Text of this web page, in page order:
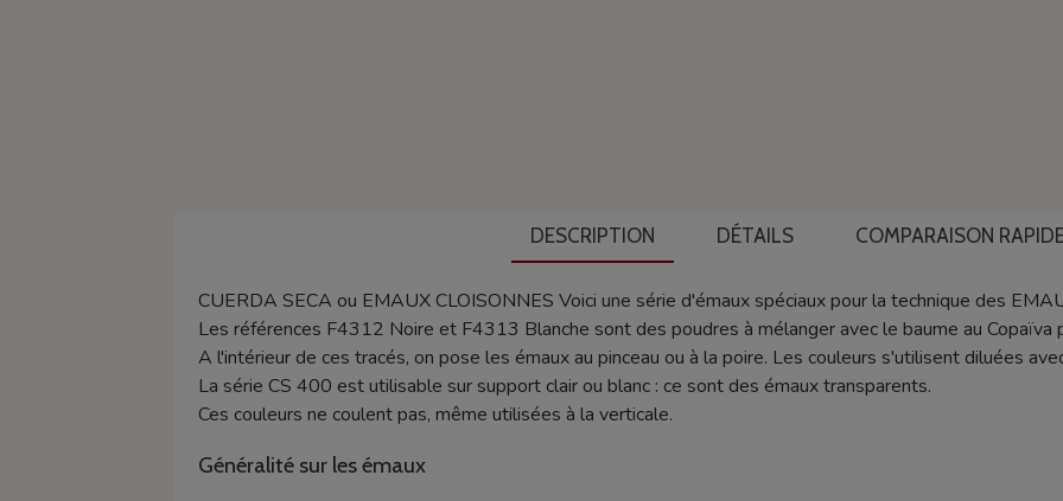
DESCRIPTION DÉTAILS COMPARAISON
CUERDA SECA ou EMAUX CLOISONNES Voici une série d'émaux spéciaux pour la technique des
Les références F4312 Noire et F4313 Blanche sont des poudres à mélanger avec le baume au Copaïva
A l'intérieur de ces tracés, on pose les émaux au pinceau ou à la poire. Les couleurs s'utilisent diluées
La série CS 400 est utilisable sur support clair ou blanc : ce sont des émaux transparents.
Ces couleurs ne coulent pas, même utilisées à la verticale.
Généralité sur les émaux